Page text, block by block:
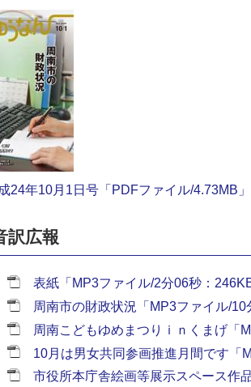
24年10月1日号「PDFファイル/4.73MB」
訳広報
表紙「MP3ファイル/2分06秒：246KB
周南市の財政状況「MP3ファイル/10
周南こどもゆめまつりｉｎくまげ「
10月は男女共同参画推進月間です「
市役所本庁舎絵画等展示スペース作